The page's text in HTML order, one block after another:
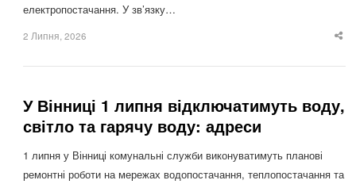
електропостачання. У зв’язку…
2 Липня, 2026
У Вінниці 1 липня відключатимуть воду,
світло та гарячу воду: адреси
1 липня у Вінниці комунальні служби виконуватимуть планові
ремонтні роботи на мережах водопостачання, теплопостачання та